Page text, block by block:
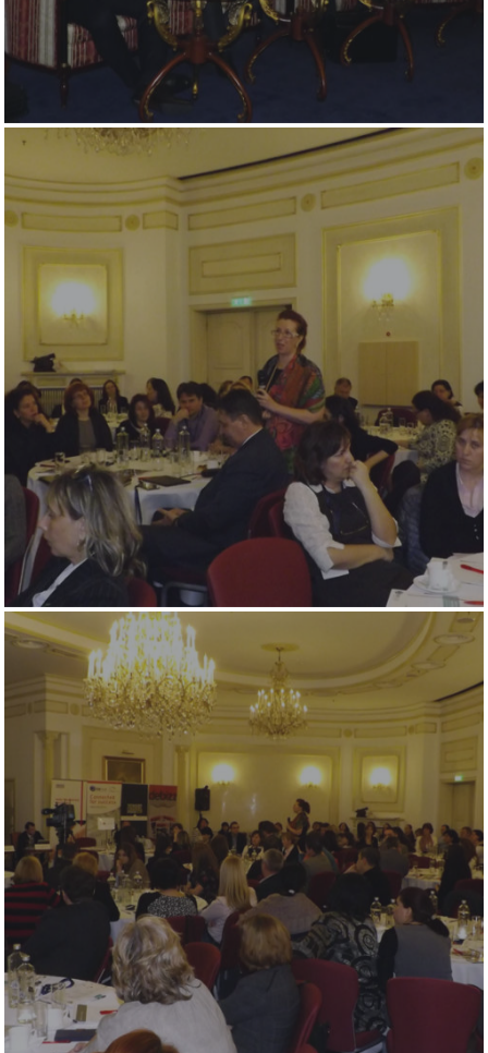
Mai 2015
Martie 2015
Construcții și
pentru o Românie